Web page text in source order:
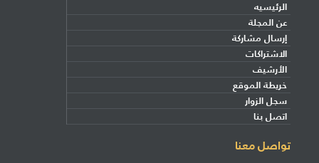
الرئيسيه
عن المجلة
إرسال مشاركة
الاشتراكات
الأرشيف
خريطة الموقع
سجل الزوار
اتصل بنا
تواصل معنا